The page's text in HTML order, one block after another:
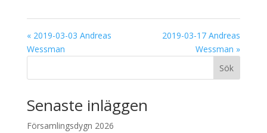
« 2019-03-03 Andreas
Wessman
2019-03-17 Andreas
Wessman »
Sök
Senaste inläggen
Församlingsdygn 2026